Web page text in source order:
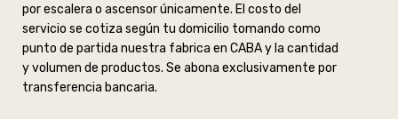
por escalera o ascensor únicamente. El costo del
servicio se cotiza según tu domicilio tomando como
punto de partida nuestra fabrica en CABA y la cantidad
y volumen de productos. Se abona exclusivamente por
transferencia bancaria.